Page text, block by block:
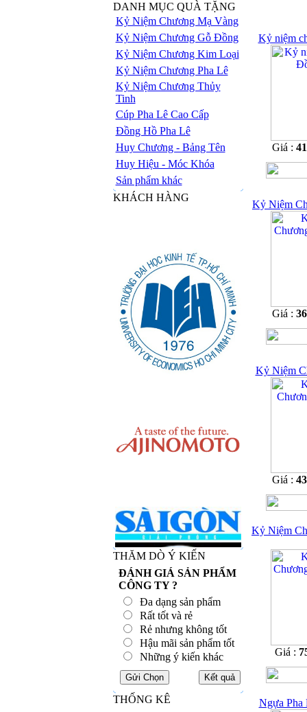
DANH MỤC QUÀ TẶNG
Kỷ Niệm Chương Mạ Vàng
Kỷ Niệm Chương Gỗ Đồng
Kỷ Niệm Chương Kim Loại
Kỷ Niệm Chương Pha Lê
Kỷ Niệm Chương Thủy
Tinh
Cúp Pha Lê Cao Cấp
Đồng Hồ Pha Lê
Huy Chương - Bảng Tên
Huy Hiệu - Móc Khóa
Sản phẩm khác
KHÁCH HÀNG
THĂM DÒ Ý KIẾN
ĐÁNH GIÁ SẢN PHẨM
CÔNG TY ?
Đa dạng sản phẩm
Rất tốt và rẻ
Rẻ nhưng không tốt
Hậu mãi sản phẩm tốt
Những ý kiến khác
THỐNG KÊ
Kỷ niệm
Giá :
Kỷ Niệm
Giá :
Kỷ Niệm
Giá :
Kỷ Niệm
Giá :
Ngựa Pha